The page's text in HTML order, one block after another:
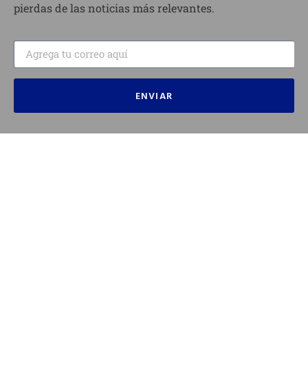
pierdas de las noticias más relevantes.
ENVIAR